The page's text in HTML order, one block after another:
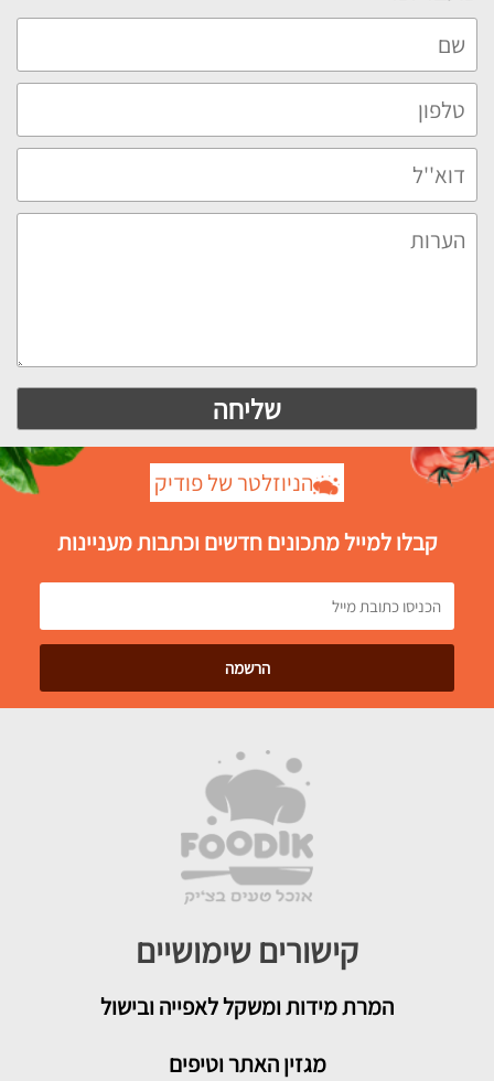
הניוזלטר של פודיק
קבלו למייל מתכונים חדשים וכתבות מעניינות
קישורים שימושיים
המרת מידות ומשקל לאפייה ובישול
מגזין האתר וטיפים